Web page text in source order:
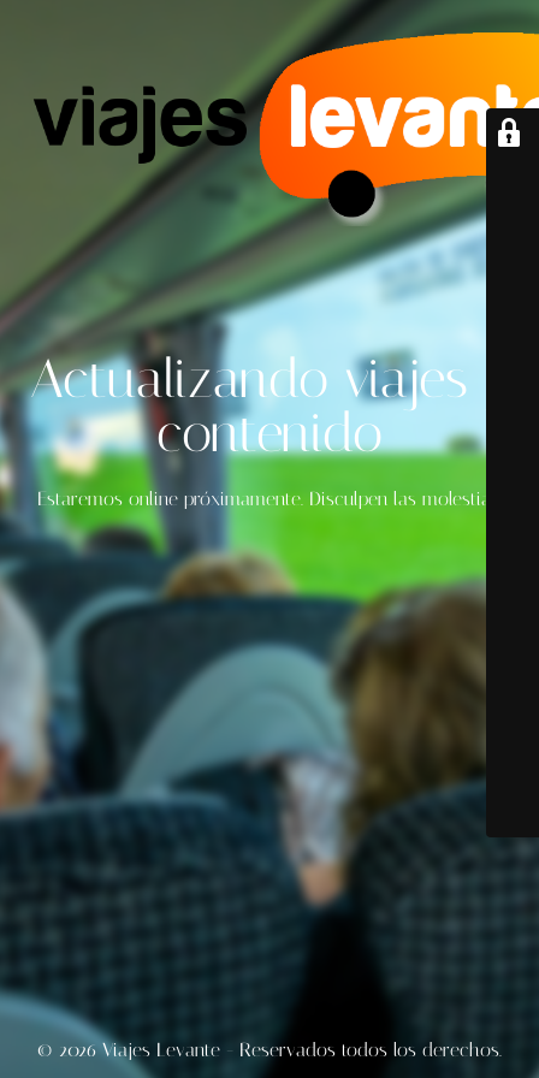
Actualizando viajes y
contenido
Estaremos online próximamente. Disculpen las molestias.
© 2026 Viajes Levante - Reservados todos los derechos.